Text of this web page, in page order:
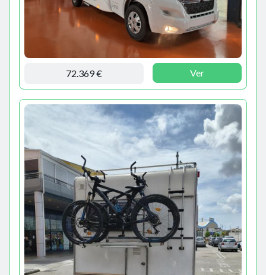
72.369 € Ver